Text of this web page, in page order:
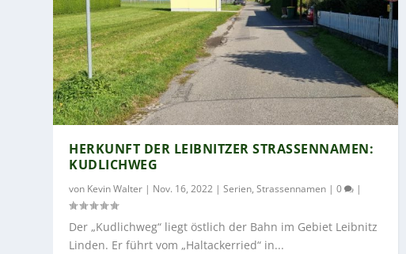
HERKUNFT DER LEIBNITZER STRASSENNAMEN: K
UDLICHWEG
von Kevin Walter | Nov. 16, 2022 |Serien,Strassennamen |0 |
Der „Kudlichweg“ liegt östlich der Bahn im Gebiet Leibnitz
Linden. Er führt vom „Haltackerried“ in...